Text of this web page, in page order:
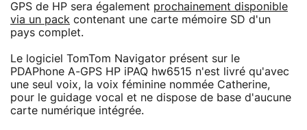
GPS de HP sera également prochainement disponible
via un pack contenant une carte mémoire SD d'un
pays complet.
Le logiciel TomTom Navigator présent sur le
PDAPhone A-GPS HP iPAQ hw6515 n'est livré qu'avec
une seul voix, la voix féminine nommée Catherine,
pour le guidage vocal et ne dispose de base d'aucune
carte numérique intégrée.